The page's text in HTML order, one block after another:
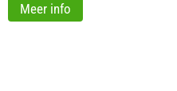
Meer info